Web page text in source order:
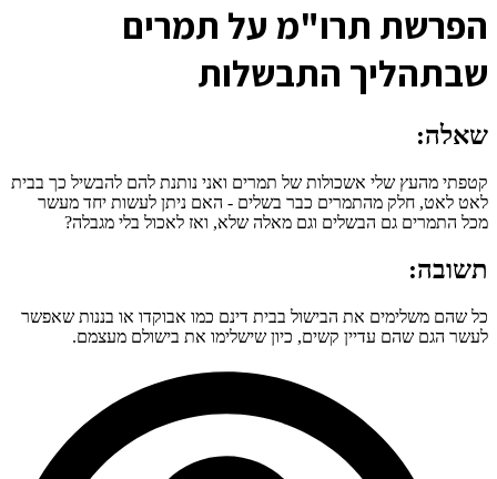
הפרשת תרו"מ על תמרים
שבתהליך התבשלות
שאלה:
קטפתי מהעץ שלי אשכולות של תמרים ואני נותנת להם להבשיל כך בבית
לאט לאט, חלק מהתמרים כבר בשלים - האם ניתן לעשות יחד מעשר
מכל התמרים גם הבשלים וגם מאלה שלא, ואז לאכול בלי מגבלה?
תשובה:
כל שהם משלימים את הבישול בבית דינם כמו אבוקדו או בננות שאפשר
לעשר הגם שהם עדיין קשים, כיון שישלימו את בישולם מעצמם.